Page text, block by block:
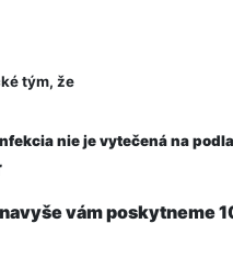
tým, že
nie je vytečená na
vám poskytneme